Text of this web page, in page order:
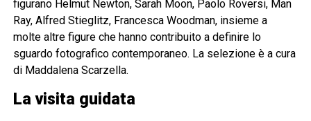
figurano Helmut Newton, Sarah Moon, Paolo Roversi, Man
Ray, Alfred Stieglitz, Francesca Woodman, insieme a
molte altre figure che hanno contribuito a definire lo
sguardo fotografico contemporaneo. La selezione è a cura
di Maddalena Scarzella.
La visita guidata